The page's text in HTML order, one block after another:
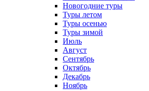
Новогодние туры
Туры летом
Туры осенью
Туры зимой
Июль
Август
Сентябрь
Октябрь
Декабрь
Ноябрь